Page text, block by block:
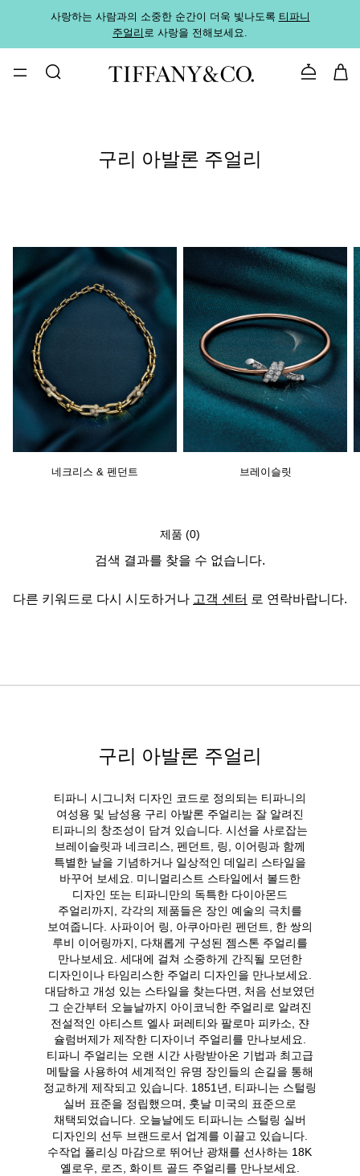
사랑하는 사람과의 소중한 순간이 더욱 빛나도록 티파니
주얼리로 사랑을 전해보세요.
문의하기
구리 아발론 주얼리
네크리스 & 펜던트 브레이슬릿
제품 (0)
검색 결과를 찾을 수 없습니다.
다른 키워드로 다시 시도하거나 고객 센터 로 연락바랍니다.
구리 아발론 주얼리
티파니 시그니처 디자인 코드로 정의되는 티파니의
여성용 및 남성용 구리 아발론 주얼리는 잘 알려진
티파니의 창조성이 담겨 있습니다. 시선을 사로잡는
브레이슬릿과 네크리스, 펜던트, 링, 이어링과 함께
특별한 날을 기념하거나 일상적인 데일리 스타일을
바꾸어 보세요. 미니멀리스트 스타일에서 볼드한
디자인 또는 티파니만의 독특한 다이아몬드
주얼리까지, 각각의 제품들은 장인 예술의 극치를
보여줍니다. 사파이어 링, 아쿠아마린 펜던트, 한 쌍의
루비 이어링까지, 다채롭게 구성된 젬스톤 주얼리를
만나보세요. 세대에 걸쳐 소중하게 간직될 모던한
디자인이나 타임리스한 주얼리 디자인을 만나보세요.
대담하고 개성 있는 스타일을 찾는다면, 처음 선보였던
그 순간부터 오늘날까지 아이코닉한 주얼리로 알려진
전설적인 아티스트 엘사 퍼레티와 팔로마 피카소, 쟌
슐럼버제가 제작한 디자이너 주얼리를 만나보세요.
티파니 주얼리는 오랜 시간 사랑받아온 기법과 최고급
메탈을 사용하여 세계적인 유명 장인들의 손길을 통해
정교하게 제작되고 있습니다. 1851년, 티파니는 스털링
실버 표준을 정립했으며, 훗날 미국의 표준으로
채택되었습니다. 오늘날에도 티파니는 스털링 실버
디자인의 선두 브랜드로서 업계를 이끌고 있습니다.
수작업 폴리싱 마감으로 뛰어난 광채를 선사하는 18K
옐로우, 로즈, 화이트 골드 주얼리를 만나보세요.